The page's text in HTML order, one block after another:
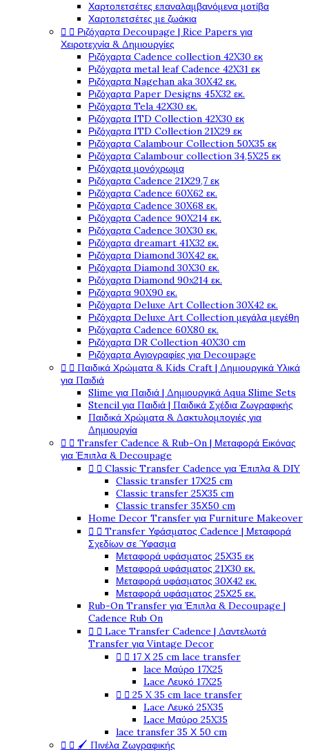
Χαρτοπετσέτες επαναλαμβανόμενα μοτίβα
Χαρτοπετσέτες με ζωάκια
  Ριζόχαρτα Decoupage | Rice Papers για
Χειροτεχνία & Δημιουργίες
Ριζόχαρτα Cadence collection 42X30 εκ
Ριζόχαρτα metal leaf Cadence 42X31 εκ
Ριζόχαρτα Nagehan aka 30X42 εκ.
Ριζόχαρτα Paper Designs 45X32 εκ.
Ριζόχαρτα Tela 42Χ30 εκ.
Ριζόχαρτα ITD Collection 42X30 εκ
Ριζόχαρτα ITD Collection 21X29 εκ
Ριζόχαρτα Calambour Collection 50X35 εκ
Ριζόχαρτα Calambour collection 34,5X25 εκ
Ριζόχαρτα μονόχρωμα
Ριζόχαρτα Cadence 21Χ29,7 εκ
Ριζόχαρτα Cadence 60X62 εκ.
Ριζόχαρτα Cadence 30X68 εκ.
Ριζόχαρτα Cadence 90X214 εκ.
Ριζόχαρτα Cadence 30X30 εκ.
Ριζόχαρτα dreamart 41X32 εκ.
Ριζόχαρτα Diamond 30X42 εκ.
Ριζόχαρτα Diamond 30X30 εκ.
Ριζόχαρτα Diamond 90x214 εκ.
Ριζόχαρτα 90X90 εκ.
Ριζόχαρτα Deluxe Art Collection 30X42 εκ.
Ριζόχαρτα Deluxe Art Collection μεγάλα μεγέθη
Ριζόχαρτα Cadence 60X80 εκ.
Ριζόχαρτα DR Collection 40X30 cm
Ριζόχαρτα Αγιογραφίες για Decoupage
  Παιδικά Χρώματα & Kids Craft | Δημιουργικά Υλικά
για Παιδιά
Slime για Παιδιά | Δημιουργικά Aqua Slime Sets
Stencil για Παιδιά | Παιδικά Σχέδια Ζωγραφικής
Παιδικά Χρώματα & Δακτυλομπογιές για
Δημιουργία
  Transfer Cadence & Rub-On | Μεταφορά Εικόνας
για Έπιπλα & Decoupage
  Classic Transfer Cadence για Έπιπλα & DIY
Classic transfer 17Χ25 cm
Classic transfer 25Χ35 cm
Classic transfer 35Χ50 cm
Home Decor Transfer για Furniture Makeover
  Transfer Υφάσματος Cadence | Μεταφορά
Σχεδίων σε Ύφασμα
Μεταφορά υφάσματος 25Χ35 εκ
Μεταφορά υφάσματος 21Χ30 εκ.
Μεταφορά υφάσματος 30Χ42 εκ.
Μεταφορά υφάσματος 25Χ25 εκ.
Rub-On Transfer για Έπιπλα & Decoupage |
Cadence Rub On
  Lace Transfer Cadence | Δαντελωτά
Transfer για Vintage Decor
  17 Χ 25 cm lace transfer
lace Μαύρο 17X25
Lace Λευκό 17X25
  25 X 35 cm lace transfer
Lace Λευκό 25X35
Lace Μαύρο 25X35
lace transfer 35 Χ 50 cm
  🖌️ Πινέλα Ζωγραφικής